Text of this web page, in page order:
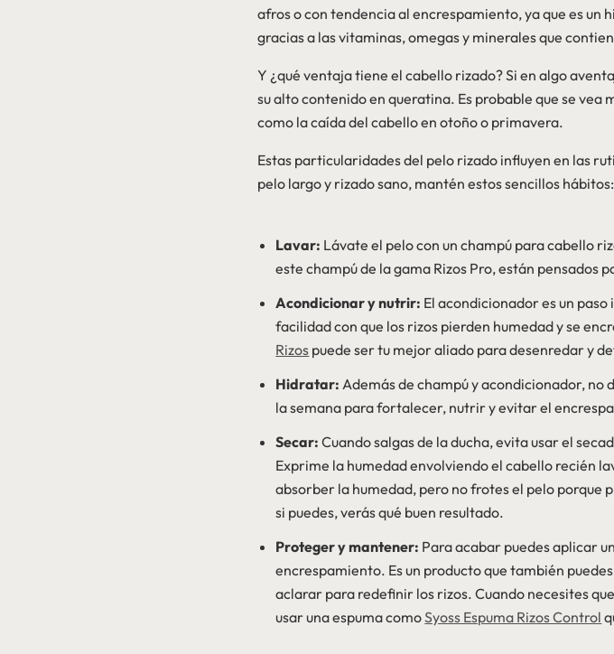
afros o con tendencia al encrespamiento, ya que es
gracias a las vitaminas, omegas y minerales que
Y ¿qué ventaja tiene el cabello rizado? Si en algo
su alto contenido en queratina. Es probable que se
como la caída del cabello en otoño o primavera.
Estas particularidades del pelo rizado influyen en las
pelo largo y rizado sano, mantén estos sencillos hábitos:
Lavar: Lávate el pelo con un champú para cabello
este champú de la gama Rizos Pro, están pensados
Acondicionar y nutrir: El acondicionador es un
facilidad con que los rizos pierden humedad y se
Rizos puede ser tu mejor aliado para desenredar y
Hidratar: Además de champú y acondicionador,
la semana para fortalecer, nutrir y evitar el
Secar:Cuando salgas de la ducha, evita usar el
Exprime la humedad envolviendo el cabello recién
absorber la humedad, pero no frotes el pelo porque
si puedes, verás qué buen resultado.
Proteger y mantener: Para acabar puedes aplicar
encrespamiento. Es un producto que también
aclarar para redefinir los rizos. Cuando necesites
usar una espuma comoSyoss Espuma Rizos Control